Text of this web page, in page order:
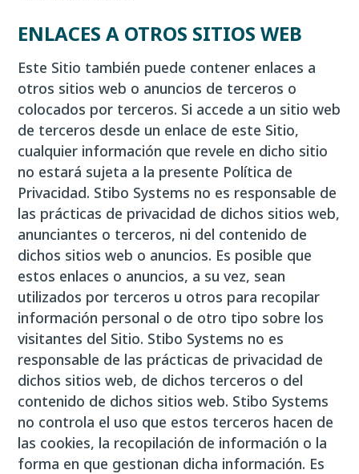
ENLACES A OTROS SITIOS WEB
Este Sitio también puede contener enlaces a
otros sitios web o anuncios de terceros o
colocados por terceros. Si accede a un sitio web
de terceros desde un enlace de este Sitio,
cualquier información que revele en dicho sitio
no estará sujeta a la presente Política de
Privacidad. Stibo Systems no es responsable de
las prácticas de privacidad de dichos sitios web,
anunciantes o terceros, ni del contenido de
dichos sitios web o anuncios. Es posible que
estos enlaces o anuncios, a su vez, sean
utilizados por terceros u otros para recopilar
información personal o de otro tipo sobre los
visitantes del Sitio. Stibo Systems no es
responsable de las prácticas de privacidad de
dichos sitios web, de dichos terceros o del
contenido de dichos sitios web. Stibo Systems
no controla el uso que estos terceros hacen de
las cookies, la recopilación de información o la
forma en que gestionan dicha información. Es